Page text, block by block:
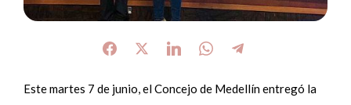
Este martes 7 de junio, el Concejo de Medellín entregó la